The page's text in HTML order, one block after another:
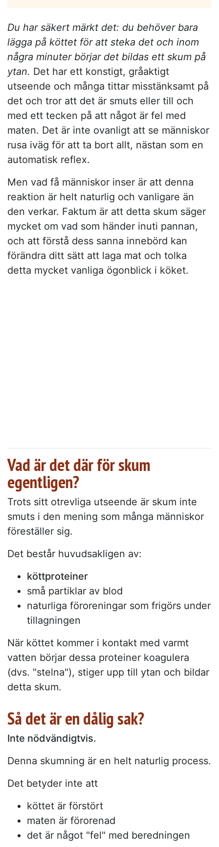
Du har säkert märkt det: du behöver bara
lägga på köttet för att steka det och inom
några minuter börjar det bildas ett skum på
ytan. Det har ett konstigt, gråaktigt
utseende och många tittar misstänksamt på
det och tror att det är smuts eller till och
med ett tecken på att något är fel med
maten. Det är inte ovanligt att se människor
rusa iväg för att ta bort allt, nästan som en
automatisk reflex.
Men vad få människor inser är att denna
reaktion är helt naturlig och vanligare än
den verkar. Faktum är att detta skum säger
mycket om vad som händer inuti pannan,
och att förstå dess sanna innebörd kan
förändra ditt sätt att laga mat och tolka
detta mycket vanliga ögonblick i köket.
Vad är det där för skum
egentligen?
Trots sitt otrevliga utseende är skum inte
smuts i den mening som många människor
föreställer sig.
Det består huvudsakligen av:
köttproteiner
små partiklar av blod
naturliga föroreningar som frigörs under
tillagningen
När köttet kommer i kontakt med varmt
vatten börjar dessa proteiner koagulera
(dvs. "stelna"), stiger upp till ytan och bildar
detta skum.
Så det är en dålig sak?
Inte nödvändigtvis.
Denna skumning är en helt naturlig process.
Det betyder inte att
köttet är förstört
maten är förorenad
det är något "fel" med beredningen